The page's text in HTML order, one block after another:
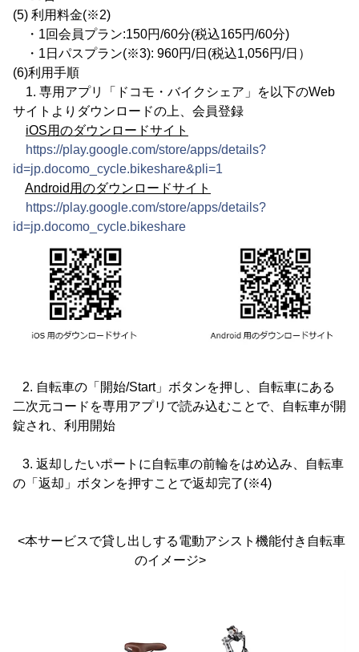
(5) 利用料金(※2)
・1回会員プラン:150円/60分(税込165円/60分)
・1日パスプラン(※3): 960円/日(税込1,056円/日）
(6)利用手順
1. 専用アプリ「ドコモ・バイクシェア」を以下のWeb
サイトよりダウンロードの上、会員登録
iOS用のダウンロードサイト
https://play.google.com/store/apps/details?
id=jp.docomo_cycle.bikeshare&pli=1
Android用のダウンロードサイト
https://play.google.com/store/apps/details?
id=jp.docomo_cycle.bikeshare
2. 自転車の「開始/Start」ボタンを押し、自転車にある
二次元コードを専用アプリで読み込むことで、自転車が開
錠され、利用開始
3. 返却したいポートに自転車の前輪をはめ込み、自転車
の「返却」ボタンを押すことで返却完了(※4)
<本サービスで貸し出しする電動アシスト機能付き自転車
のイメージ>